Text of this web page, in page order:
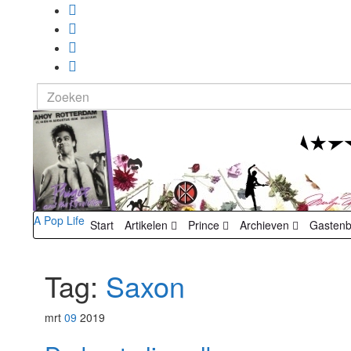
Search
for:
A Pop Life Start Artikelen Prince Archieven
Tag: Saxon
mrt 09 2019